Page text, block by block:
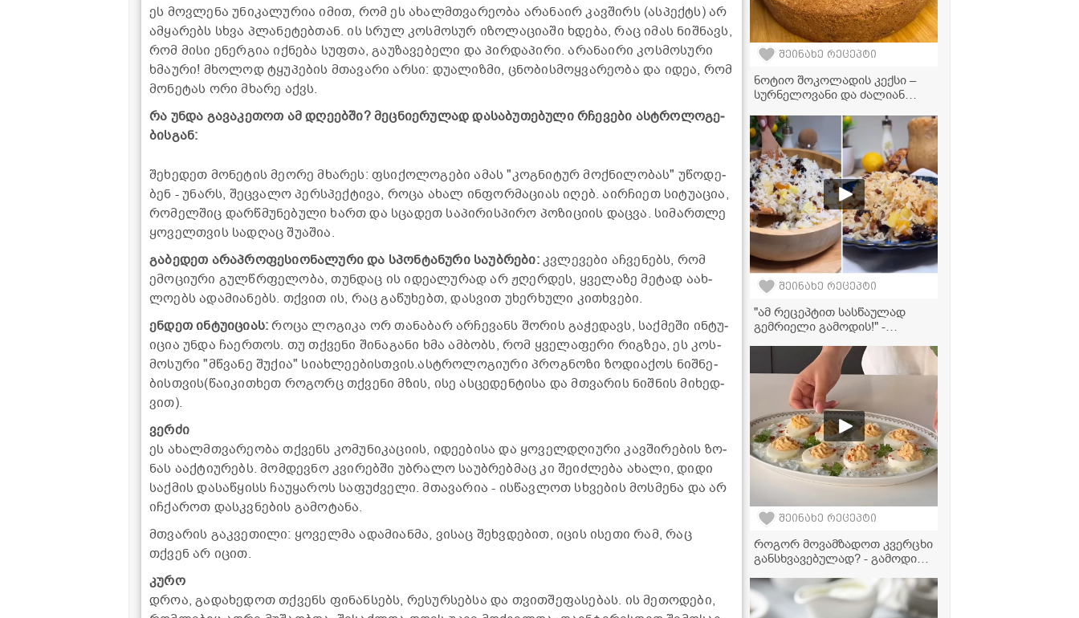
ეს მოვ­ლე­ნა უნი­კა­ლუ­რია იმით, რომ ეს ახალმთვა­რე­ო­ბა არა­ნა­ირ კავ­შირს (ას­პექტს) არ
ამ­ყა­რებს სხვა პლა­ნე­ტებ­თან. ის სრულ კოს­მო­სურ იზო­ლა­ცი­ა­ში ხდე­ბა, რაც იმას ნიშ­ნავს,
რომ მისი ენერ­გია იქ­ნე­ბა სუფ­თა, გა­უ­ზა­ვე­ბე­ლი და პირ­და­პი­რი. არა­ნა­ი­რი კოს­მო­სუ­რი
ხმა­უ­რი! მხო­ლოდ ტყუ­პე­ბის მთა­ვა­რი არსი: დუ­ა­ლიზ­მი, ცნო­ბის­მოყ­ვა­რე­ო­ბა და იდეა, რომ
მო­ნე­ტას ორი მხა­რე აქვს.
რა უნდა გა­ვა­კე­თოთ ამ დღე­ებ­ში? მეც­ნი­ე­რუ­ლად და­სა­ბუ­თე­ბუ­ლი რჩე­ვე­ბი ას­ტრო­ლო­გე­
ბის­გან:
შე­ხე­დეთ მო­ნე­ტის მე­ო­რე მხა­რეს: ფსი­ქო­ლო­გე­ბი ამას "კოგ­ნი­ტურ მოქ­ნი­ლო­ბას" უწო­დე­
ბენ - უნარს, შეც­ვა­ლო პერ­სპექ­ტი­ვა, როცა ახალ ინ­ფორ­მა­ცი­ას იღებ. აირ­ჩი­ეთ სი­ტუ­ა­ცია,
რო­მელ­შიც დარ­წმუ­ნე­ბუ­ლი ხართ და სცა­დეთ სა­პი­რის­პი­რო პო­ზი­ცი­ის დაც­ვა. სი­მარ­თლე
ყო­ველ­თვის სა­დღაც შუ­ა­შია.
გა­ბე­დეთ არაპრო­ფე­სი­ო­ნა­ლუ­რი და სპონ­ტა­ნუ­რი სა­უბ­რე­ბი:კვლე­ვე­ბი აჩ­ვე­ნებს, რომ
ემო­ცი­უ­რი გულ­წრფე­ლო­ბა, თუნ­დაც ის იდე­ა­ლუ­რად არ ჟღერ­დეს, ყვე­ლა­ზე მე­ტად აახ­
ლო­ებს ადა­მი­ა­ნებს. თქვით ის, რაც გა­წუ­ხებთ, დას­ვით უხერ­ხუ­ლი კი­თხვე­ბი.
ენ­დეთ ინ­ტუ­ი­ცი­ას:როცა ლო­გი­კა ორ თა­ნა­ბარ არ­ჩე­ვანს შო­რის გა­ჭე­დავს, საქ­მე­ში ინ­ტუ­
ი­ცია უნდა ჩა­ერ­თოს. თუ თქვე­ნი ში­ნა­გა­ნი ხმა ამ­ბობს, რომ ყვე­ლა­ფე­რი რიგ­ზეა, ეს კოს­
მო­სუ­რი "მწვა­ნე შუ­ქია" სი­ახ­ლე­ე­ბის­თვის.ას­ტრო­ლო­გი­უ­რი პროგ­ნო­ზი ზო­დი­ა­ქოს ნიშ­ნე­
ბის­თვის(წა­ი­კი­თხეთ რო­გორც თქვე­ნი მზის, ისე ას­ცე­დენ­ტი­სა და მთვა­რის ნიშ­ნის მი­ხედ­
ვით).
ვერ­ძი
ეს ახალმთვა­რე­ო­ბა თქვენს კო­მუ­ნი­კა­ცი­ის, იდე­ე­ბი­სა და ყო­ველ­დღი­უ­რი კავ­ში­რე­ბის ზო­
ნას ააქ­ტი­უ­რებს. მომ­დევ­ნო კვი­რებ­ში უბ­რა­ლო სა­უბ­რებ­მაც კი შე­იძ­ლე­ბა ახა­ლი, დიდი
საქ­მის და­სა­წყისს ჩა­უ­ყა­როს სა­ფუძ­ვე­ლი. მთა­ვა­რია - ის­წავ­ლოთ სხვე­ბის მოს­მე­ნა და არ
იჩ­ქა­როთ დას­კვნე­ბის გა­მო­ტა­ნა.
მთვა­რის გაკ­ვე­თი­ლი: ყო­ველ­მა ადა­მი­ან­მა, ვი­საც შეხ­ვდე­ბით, იცის ისე­თი რამ, რაც
თქვენ არ იცით.
კურო
დროა, გა­და­ხე­დოთ თქვენს ფი­ნან­სებს, რე­სურ­სებ­სა და თვით­შე­ფა­სე­ბას. ის მე­თო­დე­ბი,
შეინახე რეცეპტი
ნოტიო შოკოლადის კექსი –
სურნელოვანი და ძალიან
შეინახე რეცეპტი
"ამ რეცეპტით სასწაულად
გემრიელი გამოდის!" -
ბრინჯითა და ჩირეულით
შეინახე რეცეპტი
როგორ მოვამზადოთ კვერცხი
განსხვავებულად? - გამოდის
გემრიელი